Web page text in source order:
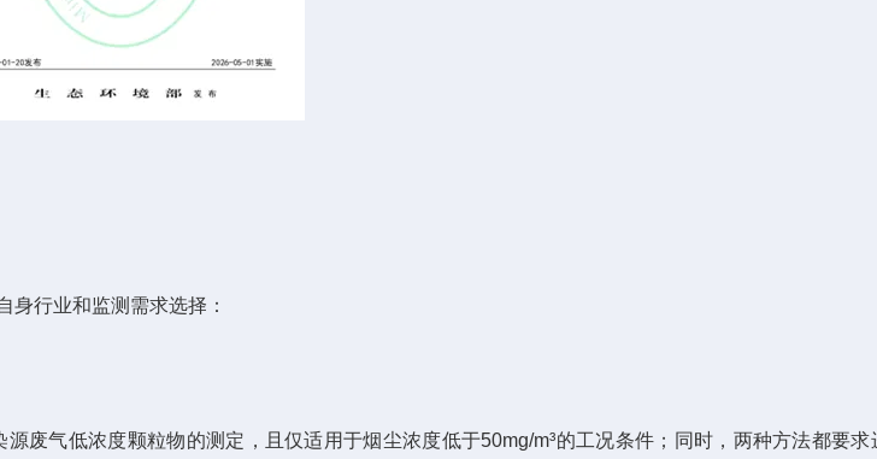
行业和监测需求选择：
气低浓度颗粒物的测定，且仅适用于烟尘浓度低于50mg/m³的工况条件；同时，两种方法都要求